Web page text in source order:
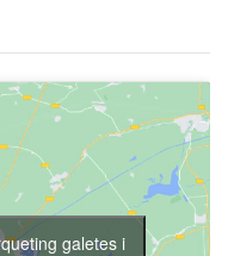
galetes i